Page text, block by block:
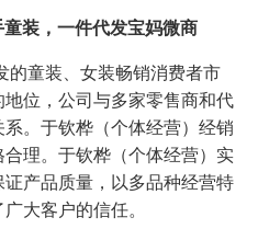
装，一件代发宝妈微商
的童装、女装畅销消费者市
位，公司与多家零售商和代
。于钦桦（个体经营）经销
理。于钦桦（个体经营）实
产品质量，以多品种经营特
大客户的信任。